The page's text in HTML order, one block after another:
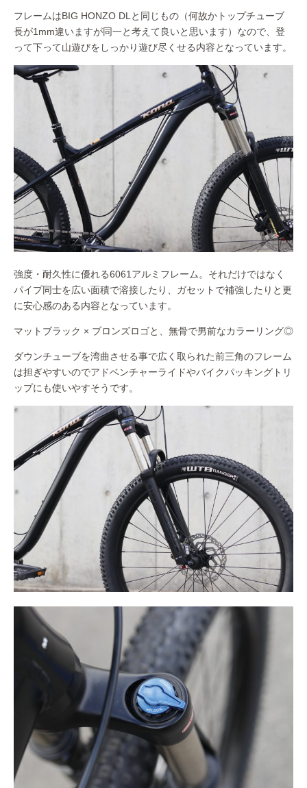
フレームはBIG HONZO DLと同じもの（何故かトップチューブ
長が1mm違いますが同一と考えて良いと思います）なので、登
って下って山遊びをしっかり遊び尽くせる内容となっています。
強度・耐久性に優れる6061アルミフレーム。それだけではなく
パイプ同士を広い面積で溶接したり、ガセットで補強したりと更
に安心感のある内容となっています。
マットブラック × ブロンズロゴと、無骨で男前なカラーリング◎
ダウンチューブを湾曲させる事で広く取られた前三角のフレーム
は担ぎやすいのでアドベンチャーライドやバイクパッキングトリ
ップにも使いやすそうです。